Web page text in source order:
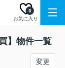
お気に入り
0
】物件一覧
変更